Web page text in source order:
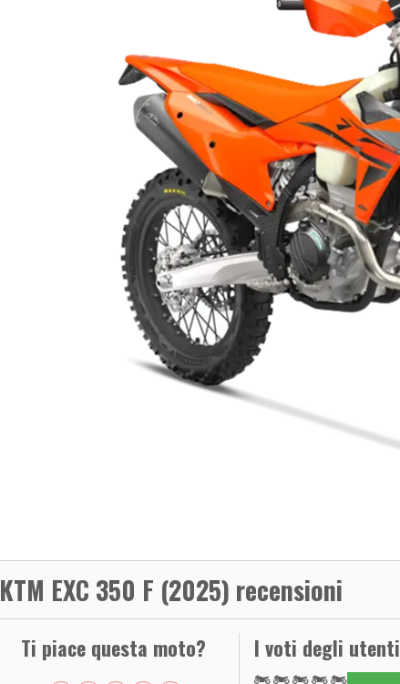
KTM EXC 350 F (2025) recensioni
Ti piace questa moto? I voti degli utenti